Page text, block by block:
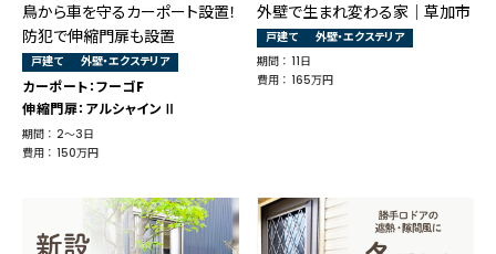
鳥から車を守るカーポート設置！
防犯で伸縮門扉も設置
戸建て 外壁・エクステリア
カーポート：フーゴF
伸縮門扉：アルシャインⅡ
期間 ： 2～3日
費用 ： 150万円
外壁で生まれ変わる家│草加市
戸建て
外壁・エクステリア
期間 ： 11日
費用 ： 165万円